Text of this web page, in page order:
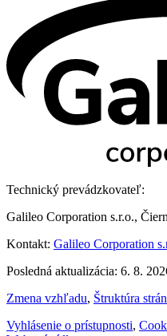
Technický prevádzkovateľ:
Galileo Corporation s.r.o.,
Kontakt: Galileo Corporation
Posledná aktualizácia: 6. 8.
Zmena vzhľadu, Štruktúra
Vyhlásenie o prístupnosti,